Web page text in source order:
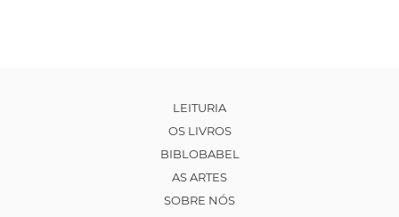
LEITURIA
OS LIVROS
BIBLOBABEL
AS ARTES
SOBRE NÓS